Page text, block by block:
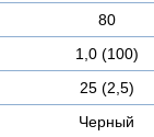
80
1,0 (100)
25 (2,5)
Черный